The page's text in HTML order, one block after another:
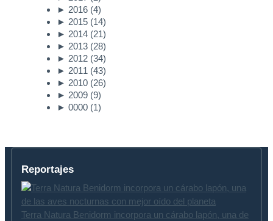
► 2016 (4)
► 2015 (14)
► 2014 (21)
► 2013 (28)
► 2012 (34)
► 2011 (43)
► 2010 (26)
► 2009 (9)
► 0000 (1)
Reportajes
Terra Natura Benidorm incorpora un cárabo lapón, una de